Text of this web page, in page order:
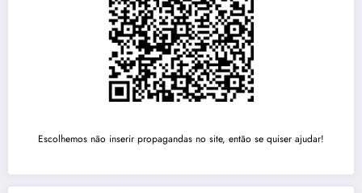
Escolhemos não inserir propagandas no site, então se quiser ajudar!